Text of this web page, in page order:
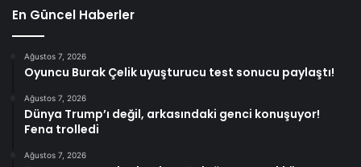
En Güncel Haberler
Ağustos 7, 2026
Oyuncu Burak Çelik uyuşturucu test sonucu paylaştı!
Ağustos 7, 2026
Dünya Trump’ı değil, arkasındaki genci konuşuyor!
Fena trolledi
Ağustos 7, 2026